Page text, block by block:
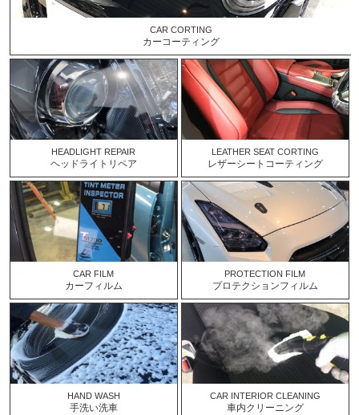
CAR CORTING
カーコーティング
HEADLIGHT REPAIR
ヘッドライトリペア
LEATHER SEAT CORTING
レザーシートコーティング
CAR FILM
カーフィルム
PROTECTION FILM
プロテクションフィルム
HAND WASH
手洗い洗車
CAR INTERIOR CLEANING
車内クリーニング